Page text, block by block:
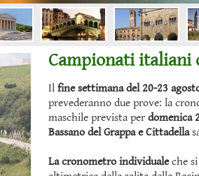
Campionati italiani
Il fine settimana del 20-23
prevederanno due prove: la
maschile prevista per domenica
Bassano del Grappa e Cittadella
La cronometro individualeche si